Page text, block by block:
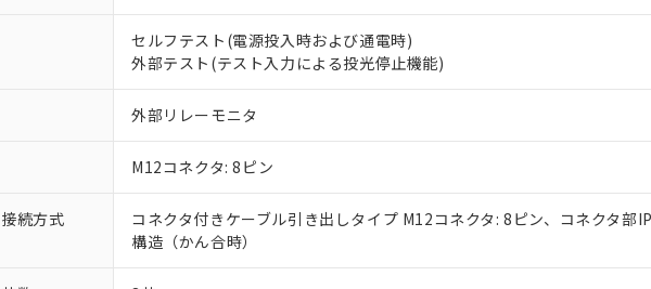
セルフテスト(電源投入時および通電時)
外部テスト(テスト入力による投光停止機能)
外部リレーモニタ
M12コネクタ: 8ピン
接続方式
コネクタ付きケーブル引き出しタイプ M12コネクタ: 8ピン、コネクタ部
構造（かん合時）